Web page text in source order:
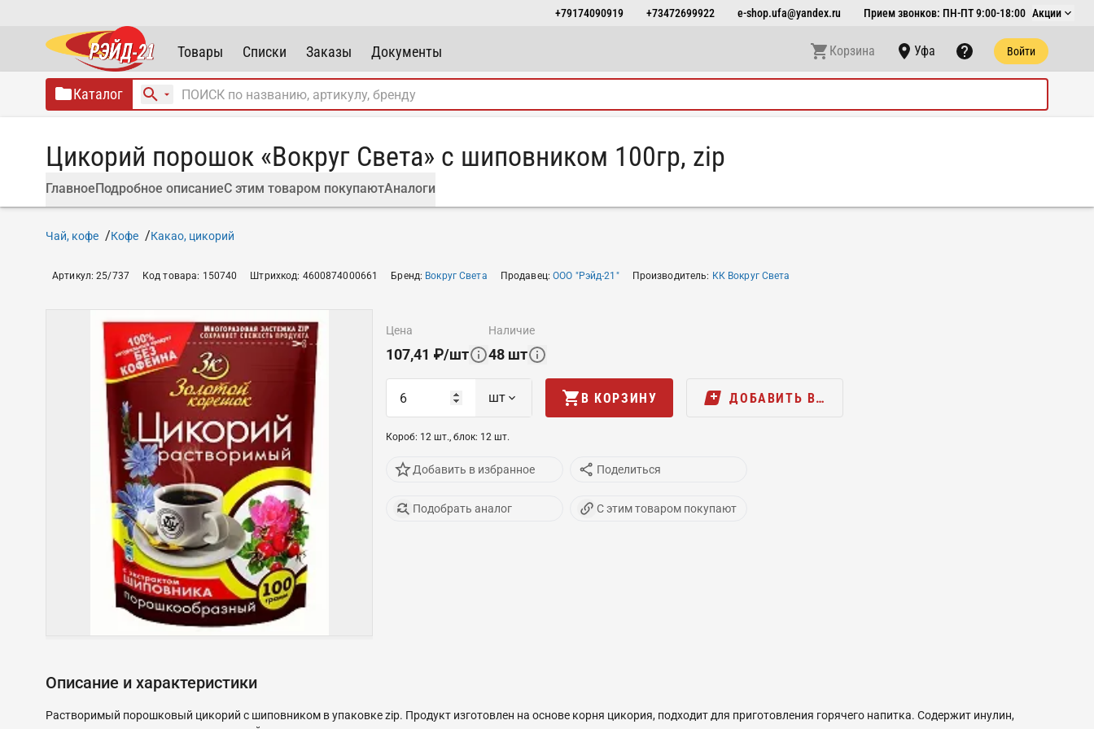
+79174090919 +73472699922 e-shop.ufa@yandex.ru Прием звонков: ПН-ПТ 9:00-18:00 Акции
Товары Списки Заказы Документы Корзина Уфа Войти
Каталог
Цикорий порошок «Вокруг Света» с шиповником 100гр, zip
ГлавноеПодробное описаниеС этим товаром покупаютАналоги
Чай, кофе Кофе Какао, цикорий
Артикул:25/737 Код товара: 150740 Штрихкод: 4600874000661 Бренд: Вокруг Света Продавец:ООО "Рэйд-21" Производитель: КК Вокруг Света
цена
107,41 ₽/шт
наличие
48 шт
шт В КОРЗИНУ ДОБАВИТЬ В…
Короб: 12 шт., блок: 12 шт.
Добавить в избранное Поделиться
Подобрать аналог С этим товаром покупают
Описание и характеристики
Растворимый порошковый цикорий с шиповником в упаковке zip. Продукт изготовлен на основе корня цикория, подходит для приготовления горячего напитка. Содержит инулин,